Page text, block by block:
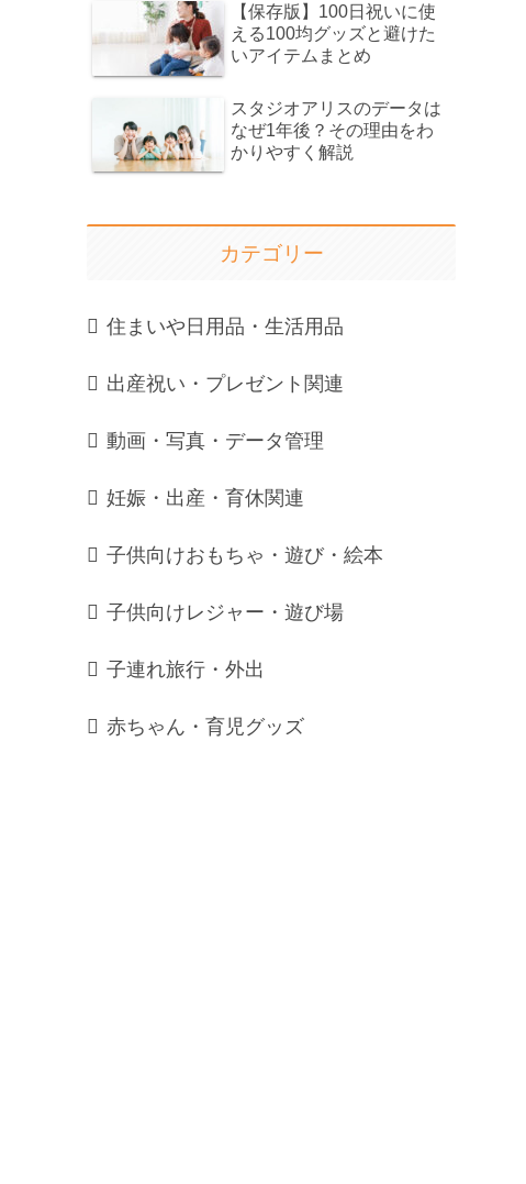
【保存版】100日祝いに使
える100均グッズと避けた
いアイテムまとめ
スタジオアリスのデータは
なぜ1年後？その理由をわ
かりやすく解説
カテゴリー
住まいや日用品・生活用品
出産祝い・プレゼント関連
動画・写真・データ管理
妊娠・出産・育休関連
子供向けおもちゃ・遊び・絵本
子供向けレジャー・遊び場
子連れ旅行・外出
赤ちゃん・育児グッズ